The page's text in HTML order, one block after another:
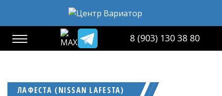
8 (903) 130 38 80
ЛАФЕСТА (NISSAN LAFESTA)